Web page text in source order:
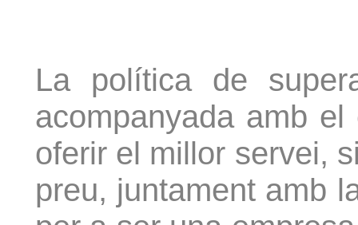
La política de
acompanyada amb
oferir el millor servei,
preu, juntament amb